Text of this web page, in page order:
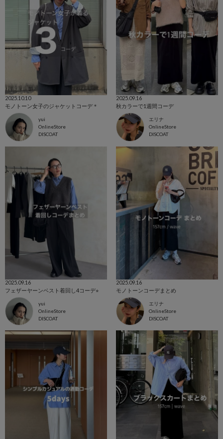
2025.10.10
モノトーン女子のジャケットコーデ＊
yui
OnlineStore
DISCOAT
2025.09.16
秋カラーで1週間コーデ
エリナ
OnlineStore
DISCOAT
2025.09.16
フェザーヤーンベスト着回し4コーデ⭐︎
yui
OnlineStore
DISCOAT
2025.09.16
モノトーンコーデまとめ
エリナ
OnlineStore
DISCOAT